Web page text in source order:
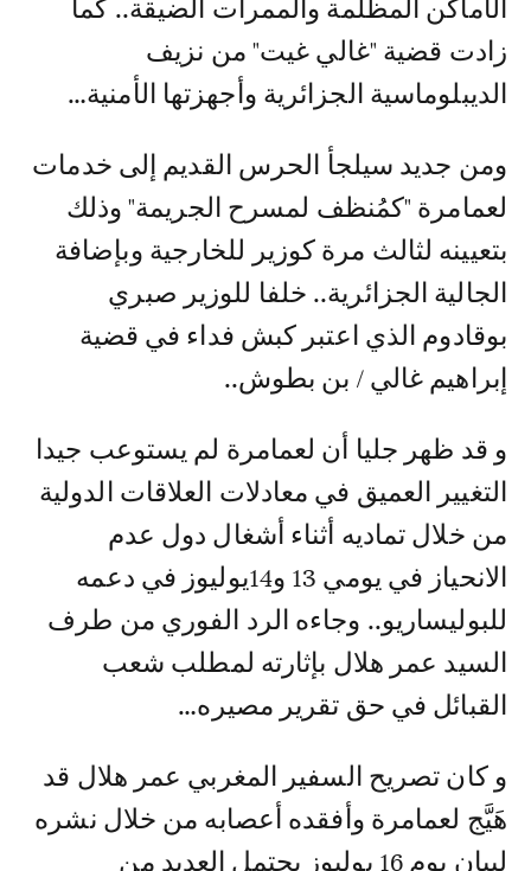
الأماكن المظلمة والممرات الضيقة.. كما
زادت قضية "غالي غيت" من نزيف
الديبلوماسية الجزائرية وأجهزتها الأمنية…
ومن جديد سيلجأ الحرس القديم إلى خدمات
لعمامرة "كمُنظف لمسرح الجريمة" وذلك
بتعيينه لثالث مرة كوزير للخارجية وبإضافة
الجالية الجزائرية.. خلفا للوزير صبري
بوقادوم الذي اعتبر كبش فداء في قضية
إبراهيم غالي / بن بطوش..
و قد ظهر جليا أن لعمامرة لم يستوعب جيدا
التغيير العميق في معادلات العلاقات الدولية
من خلال تماديه أثناء أشغال دول عدم
الانحياز في يومي 13 و14يوليوز في دعمه
للبوليساريو.. وجاءه الرد الفوري من طرف
السيد عمر هلال بإثارته لمطلب شعب
القبائل في حق تقرير مصيره…
و كان تصريح السفير المغربي عمر هلال قد
هَيَّج لعمامرة وأفقده أعصابه من خلال نشره
لبيان يوم 16 يوليوز يحتمل العديد من